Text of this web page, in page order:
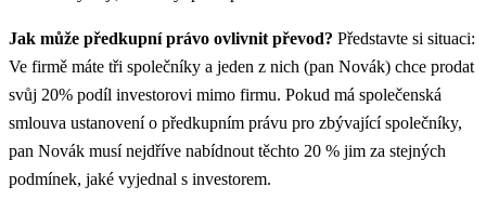
Jak může předkupní právo ovlivnit převod? Představte si situaci:
Ve firmě máte tři společníky a jeden z nich (pan Novák) chce prodat
svůj 20% podíl investorovi mimo firmu. Pokud má společenská
smlouva ustanovení o předkupním právu pro zbývající společníky,
pan Novák musí nejdříve nabídnout těchto 20 % jim za stejných
podmínek, jaké vyjednal s investorem.